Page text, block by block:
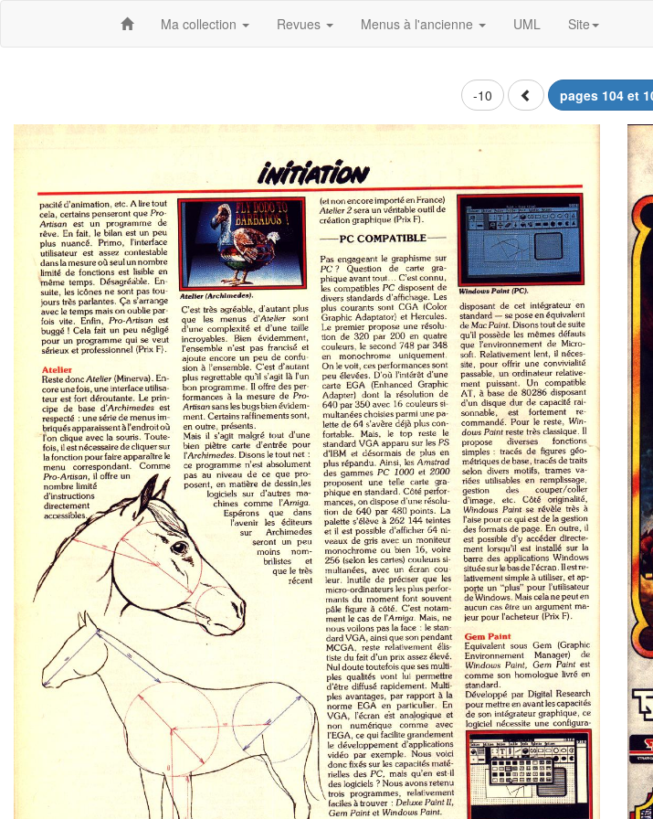
Ma collection Revues Menus à l'ancienne UML Site
-10 pages 104 et